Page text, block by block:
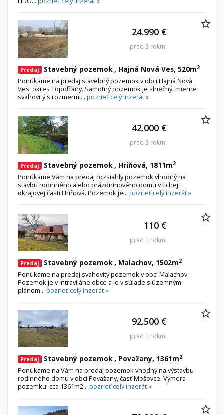
Predaj Stavebný pozemok , Hajná Nová Ves, 520m2
Ponúkame na predaj stavebný pozemok v obci Hajná Nová
Ves, okres Topoľčany. Samotný pozemok je slnečný, mierne
svahovitý s rozmermi... pozrieť celý inzerát »
24.990 €
pred 3 rokmi
Predaj Stavebný pozemok , Hriňová, 1811m2
Ponúkame Vám na predaj rozsiahly pozemok vhodný na
stavbu rodinného alebo prázdninového domu v tichej,
okrajovej časti Hriňová. Pozemok je... pozrieť celý inzerát »
42.000 €
pred 3 rokmi
Predaj Stavebný pozemok , Malachov, 1502m2
Ponúkame na predaj svahovitý pozemok v obci Malachov.
Pozemok je v intraviláne obce a je v súlade s územným
plánom... pozrieť celý inzerát »
110 €
pred 3 rokmi
Predaj Stavebný pozemok , Považany, 1361m2
Ponúkame na Vám na predaj pozemok vhodný na výstavbu
rodinného domu v obci Považany, časť Mošovce. Výmera
pozemku: cca 1361m2... pozrieť celý inzerát »
92.500 €
pred 3 rokmi